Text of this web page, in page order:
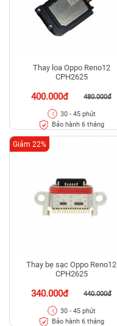
Thay loa Oppo Reno12
CPH2625
400.000đ 480.000đ
30 - 45 phút
Bảo hành 6 tháng
Thay bẹ sạc Oppo Reno12
CPH2625
340.000đ 440.000đ
Giảm 22%
30 - 45 phút
Bảo hành 6 tháng